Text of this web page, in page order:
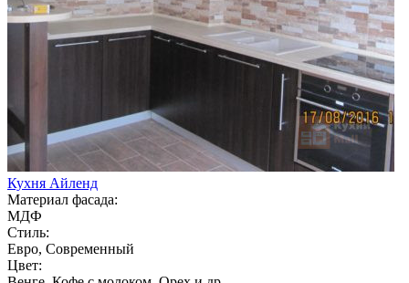
Кухня Айленд
Материал фасада:
МДФ
Стиль:
Евро, Современный
Цвет: